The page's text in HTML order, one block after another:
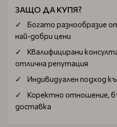
ЗАЩО ДА КУПЯ?
Богатo разнообразие
най-добри цени
Квалифицирани
отлична репутация
Индивидуален подход
Коректно отношение,
доставка